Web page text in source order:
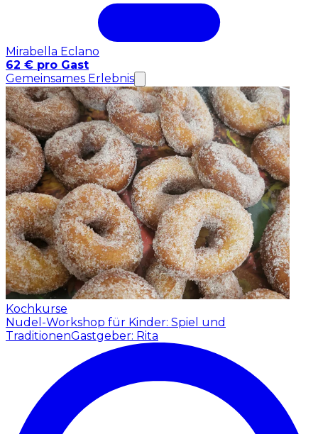
Mirabella Eclano
62 € pro Gast
Gemeinsames Erlebnis
Kochkurse
Nudel-Workshop für Kinder: Spiel und
TraditionenGastgeber: Rita